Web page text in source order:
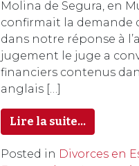
Molina de Segura, en
confirmait la demande
dans notre réponse à
jugement le juge a
financiers contenus
anglais […]
Lire la suite…
Posted in Divorces en